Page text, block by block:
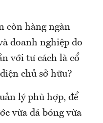
còn hàng ngàn
doanh nghiệp do
với tư cách là cổ
chủ sở hữu?
lý phù hợp, để
vừa đá bóng vừa